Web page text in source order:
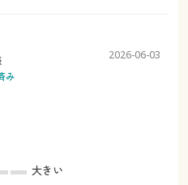
み
2026-06-03
大きい